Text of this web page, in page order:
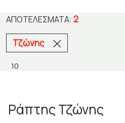
ΑΠΟΤΕΛΈΣΜΑΤΑ: 2
Τζώνης
Ράπτης Τζώνης